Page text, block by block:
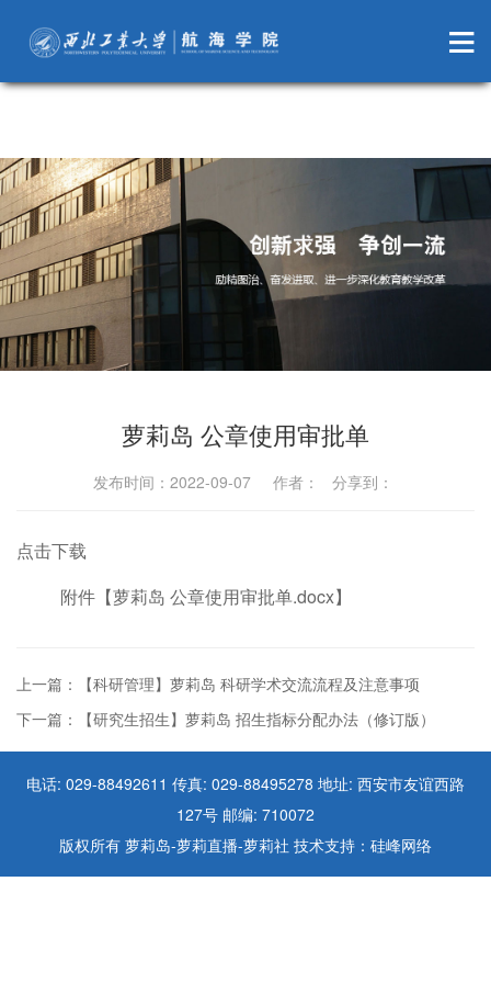
萝莉岛
萝莉岛 公章使用审批单
发布时间：2022-09-07 作者： 分享到：
点击下载
附件【萝莉岛 公章使用审批单.docx】
上一篇：【科研管理】萝莉岛 科研学术交流流程及注意事项
下一篇：【研究生招生】萝莉岛 招生指标分配办法（修订版）
电话: 029-88492611 传真: 029-88495278 地址: 西安市友谊西路
127号 邮编: 710072
版权所有 萝莉岛-萝莉直播-萝莉社 技术支持：硅峰网络